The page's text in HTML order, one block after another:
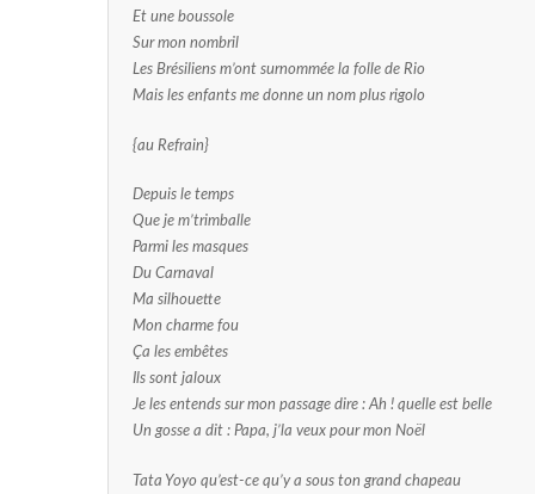
Et une boussole
Sur mon nombril
Les Brésiliens m’ont surnommée la folle de Rio
Mais les enfants me donne un nom plus rigolo
{au Refrain}
Depuis le temps
Que je m’trimballe
Parmi les masques
Du Carnaval
Ma silhouette
Mon charme fou
Ça les embêtes
Ils sont jaloux
Je les entends sur mon passage dire : Ah ! quelle est belle
Un gosse a dit : Papa, j’la veux pour mon Noël
Tata Yoyo qu’est-ce qu’y a sous ton grand chapeau